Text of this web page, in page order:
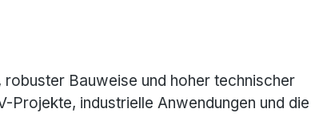
Bauweise und hoher technischer
Projekte, industrielle Anwendungen und die